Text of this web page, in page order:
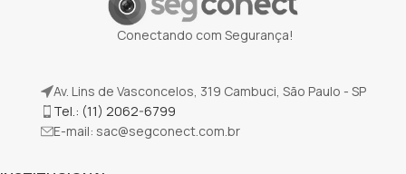
Conectando com Segurança!
Av. Lins de Vasconcelos, 319 Cambuci, São Paulo - SP
Tel.: (11) 2062-6799
E-mail: sac@segconect.com.br